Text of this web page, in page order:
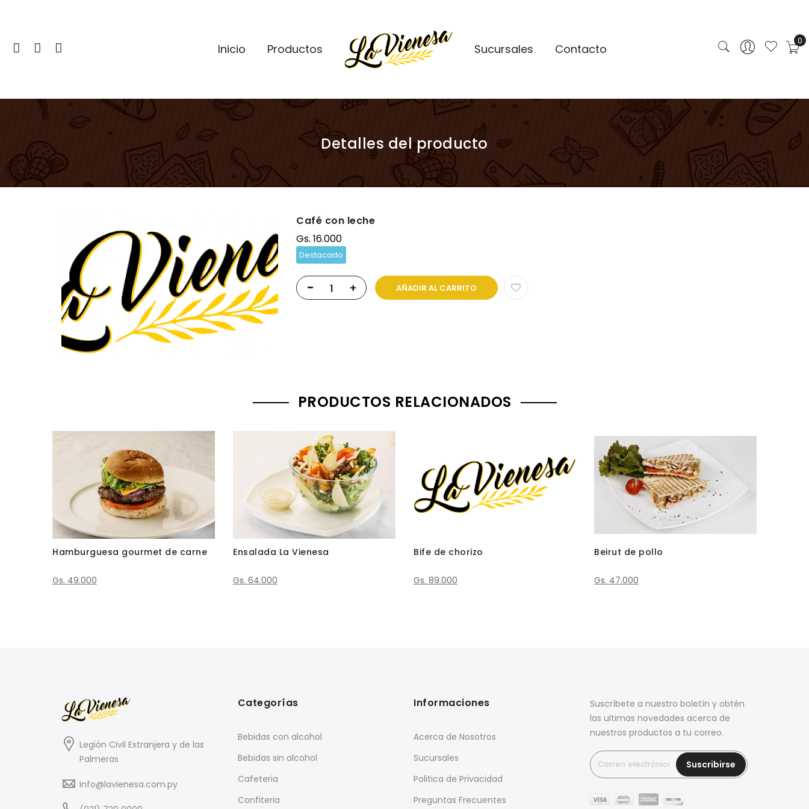
Inicio Productos Sucursales Contacto
0
Detalles del producto
Café con leche
Gs. 16.000
Destacado
- + AÑADIR AL CARRITO
PRODUCTOS RELACIONADOS
Hamburguesa gourmet de carne
Gs. 49.000
Ensalada La Vienesa
Gs. 64.000
Bife de chorizo
Gs. 89.000
Beirut de pollo
Gs. 47.000
Legión Civil Extranjera y de las
Palmeras
info@lavienesa.com.py
Categorías
Bebidas con alcohol
Bebidas sin alcohol
Cafeteria
Confiteria
Informaciones
Acerca de Nosotros
Sucursales
Politica de Privacidad
Preguntas Frecuentes
Suscríbete a nuestro boletín y obtén
las ultimas novedades acerca de
nuestros productos a tu correo.
Suscribirse